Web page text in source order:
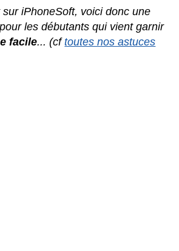
iPhoneSoft, voici donc une
les débutants qui vient garnir
facile... (cftoutes nos astuces